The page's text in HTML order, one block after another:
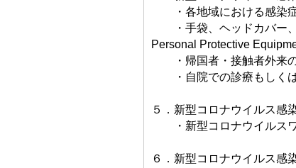
・各地域における感染症
・手袋、ヘッドカバー、
Personal Protective
・帰国者・接触者外来の
・自院での診療もしくは
５．新型コロナウイルス感
・新型コロナウイルスワ
６．新型コロナウイルス感